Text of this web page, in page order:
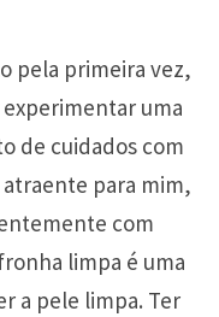
pela primeira vez,
uma
de cuidados com
para mim,
com
limpa é uma
a pele limpa. Ter